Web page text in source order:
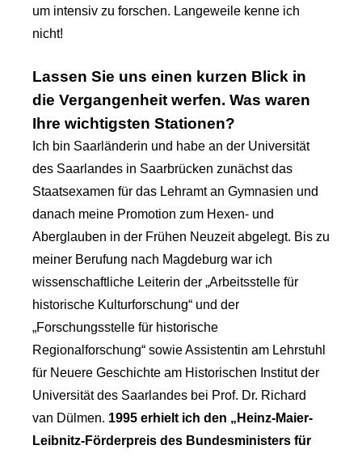
um intensiv zu forschen. Langeweile kenne ich
nicht!
Lassen Sie uns einen kurzen Blick in
die Vergangenheit werfen. Was waren
Ihre wichtigsten Stationen?
Ich bin Saarländerin und habe an der Universität
des Saarlandes in Saarbrücken zunächst das
Staatsexamen für das Lehramt an Gymnasien und
danach meine Promotion zum Hexen- und
Aberglauben in der Frühen Neuzeit abgelegt. Bis zu
meiner Berufung nach Magdeburg war ich
wissenschaftliche Leiterin der „Arbeitsstelle für
historische Kulturforschung“ und der
„Forschungsstelle für historische
Regionalforschung“ sowie Assistentin am Lehrstuhl
für Neuere Geschichte am Historischen Institut der
Universität des Saarlandes bei Prof. Dr. Richard
van Dülmen. 1995 erhielt ich den „Heinz-Maier-
Leibnitz-Förderpreis des Bundesministers für